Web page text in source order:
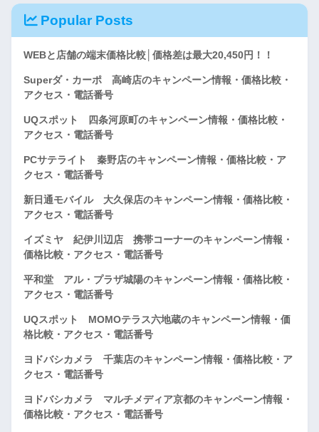
Popular Posts
WEBと店舗の端末価格比較│価格差は最大20,450円！！
Superダ・カーポ 高崎店のキャンペーン情報・価格比較・
アクセス・電話番号
UQスポット 四条河原町のキャンペーン情報・価格比較・
アクセス・電話番号
PCサテライト 秦野店のキャンペーン情報・価格比較・ア
クセス・電話番号
新日通モバイル 大久保店のキャンペーン情報・価格比較・
アクセス・電話番号
イズミヤ 紀伊川辺店 携帯コーナーのキャンペーン情報・
価格比較・アクセス・電話番号
平和堂 アル・プラザ城陽のキャンペーン情報・価格比較・
アクセス・電話番号
UQスポット MOMOテラス六地蔵のキャンペーン情報・価
格比較・アクセス・電話番号
ヨドバシカメラ 千葉店のキャンペーン情報・価格比較・ア
クセス・電話番号
ヨドバシカメラ マルチメディア京都のキャンペーン情報・
価格比較・アクセス・電話番号